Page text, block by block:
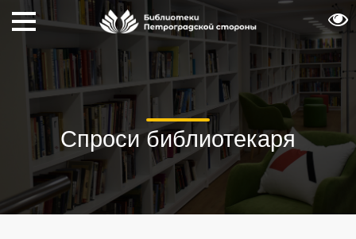
Спроси библиотекаря